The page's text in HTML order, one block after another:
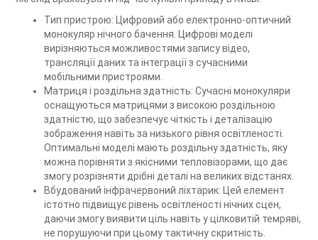
Тип пристрою: Цифровий або електронно-оптичний
монокуляр нічного бачення. Цифрові моделі
вирізняються можливостями запису відео,
трансляції даних та інтеграції з сучасними
мобільними пристроями.
Матриця і роздільна здатність: Сучасні монокуляри
оснащуються матрицями з високою роздільною
здатністю, що забезпечує чіткість і деталізацію
зображення навіть за низького рівня освітленості.
Оптимальні моделі мають роздільну здатність, яку
можна порівняти з якісними тепловізорами, що дає
змогу розрізняти дрібні деталі на великих відстанях.
Вбудований інфрачервоний ліхтарик: Цей елемент
істотно підвищує рівень освітленості нічних сцен,
даючи змогу виявити ціль навіть у цілковитій темряві,
не порушуючи при цьому тактичну скритність.